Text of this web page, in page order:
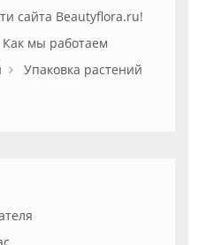
сайта Beautyflora.ru!
Как мы работаем
Упаковка растений